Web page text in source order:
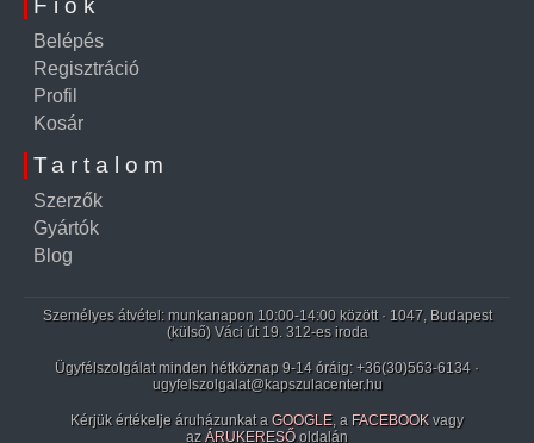
Fiók
Belépés
Regisztráció
Profil
Kosár
Tartalom
Szerzők
Gyártók
Blog
Személyes átvétel: munkanapon 10:00-14:00 között · 1047, Budapest
(külső) Váci út 19. 312-es iroda
Ügyfélszolgálat minden hétköznap 9-14 óráig: +36(30)563-6134 ·
ugyfelszolgalat@kapszulacenter.hu
Kérjük értékelje áruházunkat a GOOGLE, a FACEBOOK vagy
az ÁRUKERESŐ oldalán